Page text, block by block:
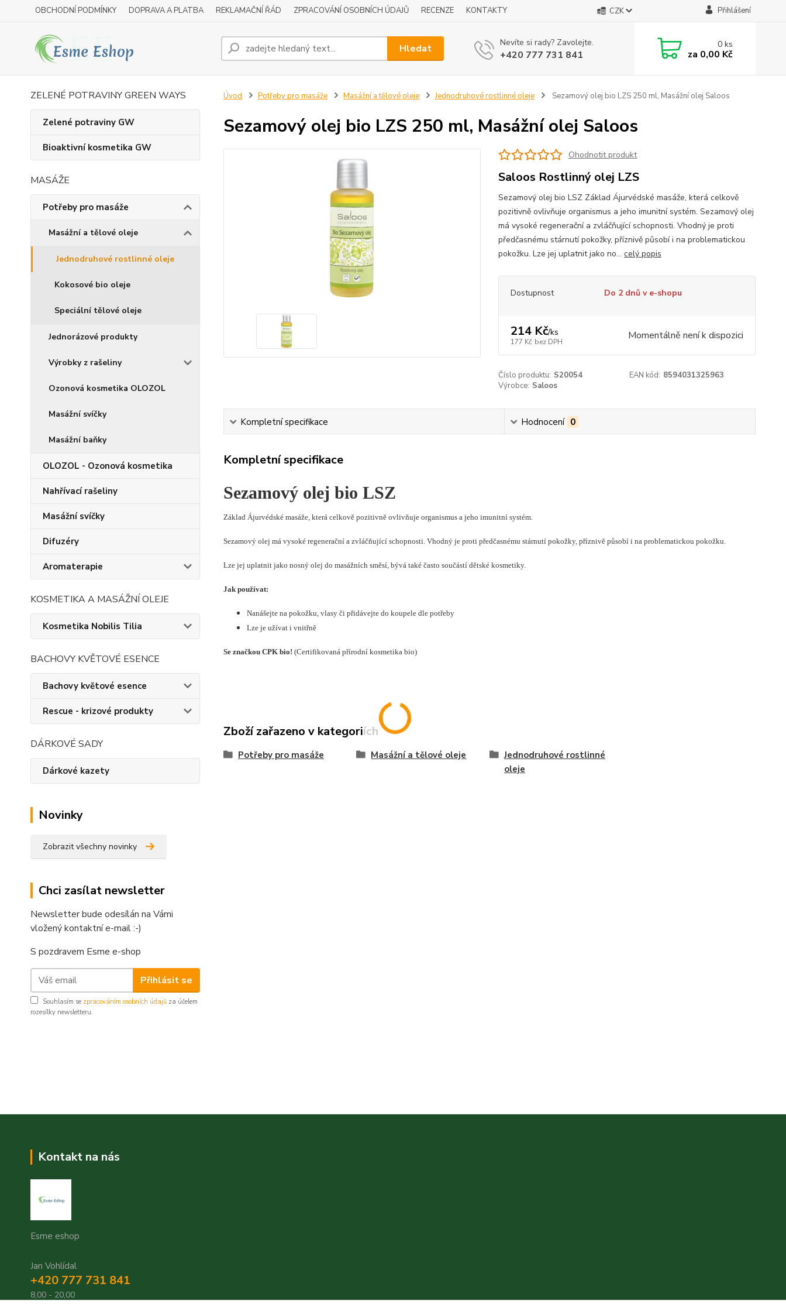
OBCHODNÍ PODMÍNKY DOPRAVA A PLATBA REKLAMAČNÍ ŘÁD ZPRACOVÁNÍ OSOBNÍCH ÚDAJŮ RECENZE KONTAKTY CZK Přihlášení
Hledat Nevíte si rady? Zavolejte.
+420 777 731 841
0ks
za 0,00 Kč
ZELENÉ POTRAVINY GREEN WAYS
Zelené potraviny GW
Bioaktivní kosmetika GW
MASÁŽE
Potřeby pro masáže
Masážní a tělové oleje
Jednodruhové rostlinné oleje
Kokosové bio oleje
Speciální tělové oleje
Jednorázové produkty
Výrobky z rašeliny
Ozonová kosmetika OLOZOL
Masážní svíčky
Masážní baňky
OLOZOL - Ozonová kosmetika
Nahřívací rašeliny
Masážní svíčky
Difuzéry
Aromaterapie
KOSMETIKA A MASÁŽNÍ OLEJE
Kosmetika Nobilis Tilia
BACHOVY KVĚTOVÉ ESENCE
Bachovy květové esence
Rescue - krizové produkty
DÁRKOVÉ SADY
Dárkové kazety
Novinky
Zobrazit všechny novinky
Chci zasílat newsletter
Newsletter bude odesílán na Vámi
vložený kontaktní e-mail :-)
S pozdravem Esme e-shop
Přihlásit se
Souhlasím se zpracováním osobních údajů za účelem
rozesílky newsletteru.
Úvod Potřeby pro masáže Masážní a tělové oleje Jednodruhové rostlinné oleje Sezamový olej bio LZS 250 ml, Masážní olej Saloos
Sezamový olej bio LZS 250 ml, Masážní olej Saloos
Ohodnotit produkt
Saloos Rostlinný olej LZS
Sezamový olej bio LSZ Základ Ájurvédské masáže, která celkově
pozitivně ovlivňuje organismus a jeho imunitní systém. Sezamový olej
má vysoké regenerační a zvláčňující schopnosti. Vhodný je proti
předčasnému stárnutí pokožky, příznivě působí i na problematickou
pokožku. Lze jej uplatnit jako no... celý popis
Dostupnost Do 2 dnů v e-shopu
214 Kč/ks
177 Kč bez DPH Momentálně není k dispozici
Číslo produktu: S20054 EAN kód: 8594031325963
Výrobce: Saloos
Kompletní specifikace Hodnocení 0
Kompletní specifikace
Sezamový olej bio LSZ
Základ Ájurvédské masáže, která celkově pozitivně ovlivňuje organismus a jeho imunitní systém.
Sezamový olej má vysoké regenerační a zvláčňující schopnosti. Vhodný je proti předčasnému stárnutí pokožky, příznivě působí i na problematickou pokožku.
Lze jej uplatnit jako nosný olej do masážních směsí, bývá také často součástí dětské kosmetiky.
Jak používat:
Nanášejte na pokožku, vlasy či přidávejte do koupele dle potřeby
Lze je užívat i vnitřně
Se značkou CPK bio! (Certifikovaná přírodní kosmetika bio)
Zboží zařazeno v kategoriích
Potřeby pro masáže Masážní a tělové oleje
Jednodruhové rostlinné
oleje
Kontakt na nás
Esme eshop
Jan Vohlídal
+420 777 731 841
8,00 - 20,00